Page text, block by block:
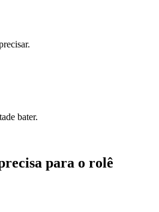
bater.
para o rolê